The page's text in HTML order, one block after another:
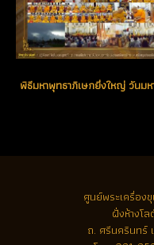
ศูนย์พระเครื่อง
ฝั่งห้างโ
ถ. ศรีนครินทร์